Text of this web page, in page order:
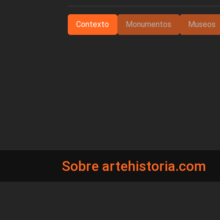
Contexto Monumentos Museos
Sobre artehistoria.com